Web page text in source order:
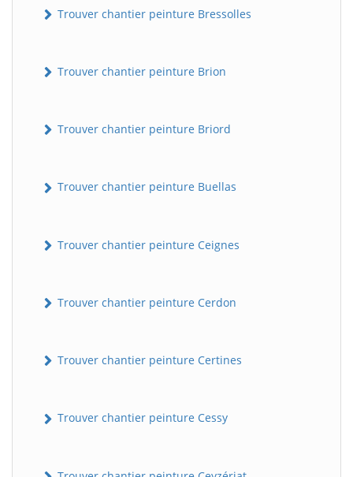
Trouver chantier peinture Bressolles
Trouver chantier peinture Brion
Trouver chantier peinture Briord
Trouver chantier peinture Buellas
Trouver chantier peinture Ceignes
Trouver chantier peinture Cerdon
Trouver chantier peinture Certines
Trouver chantier peinture Cessy